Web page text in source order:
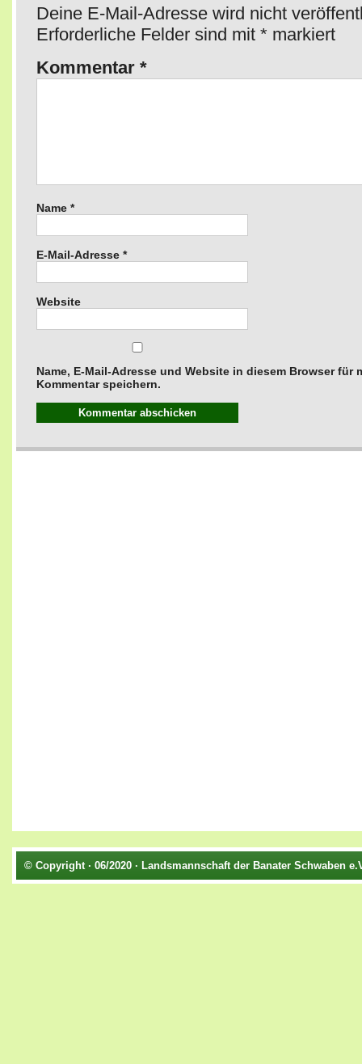
Deine E-Mail-Adresse wird nicht
Erforderliche Felder sind mit * markiert
Kommentar *
Name *
E-Mail-Adresse *
Website
Name, E-Mail-Adresse und Website in diesem Browser für
Kommentar speichern.
© Copyright · 06/2020 · Landsmannschaft der Banater Schwaben